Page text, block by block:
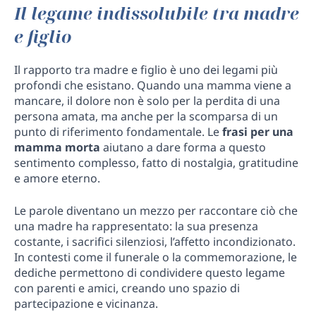
Il legame indissolubile tra madre
e figlio
Il rapporto tra madre e figlio è uno dei legami più
profondi che esistano. Quando una mamma viene a
mancare, il dolore non è solo per la perdita di una
persona amata, ma anche per la scomparsa di un
punto di riferimento fondamentale. Lefrasi per una
mamma morta aiutano a dare forma a questo
sentimento complesso, fatto di nostalgia, gratitudine
e amore eterno.
Le parole diventano un mezzo per raccontare ciò che
una madre ha rappresentato: la sua presenza
costante, i sacrifici silenziosi, l’affetto incondizionato.
In contesti come il funerale o la commemorazione, le
dediche permettono di condividere questo legame
con parenti e amici, creando uno spazio di
partecipazione e vicinanza.